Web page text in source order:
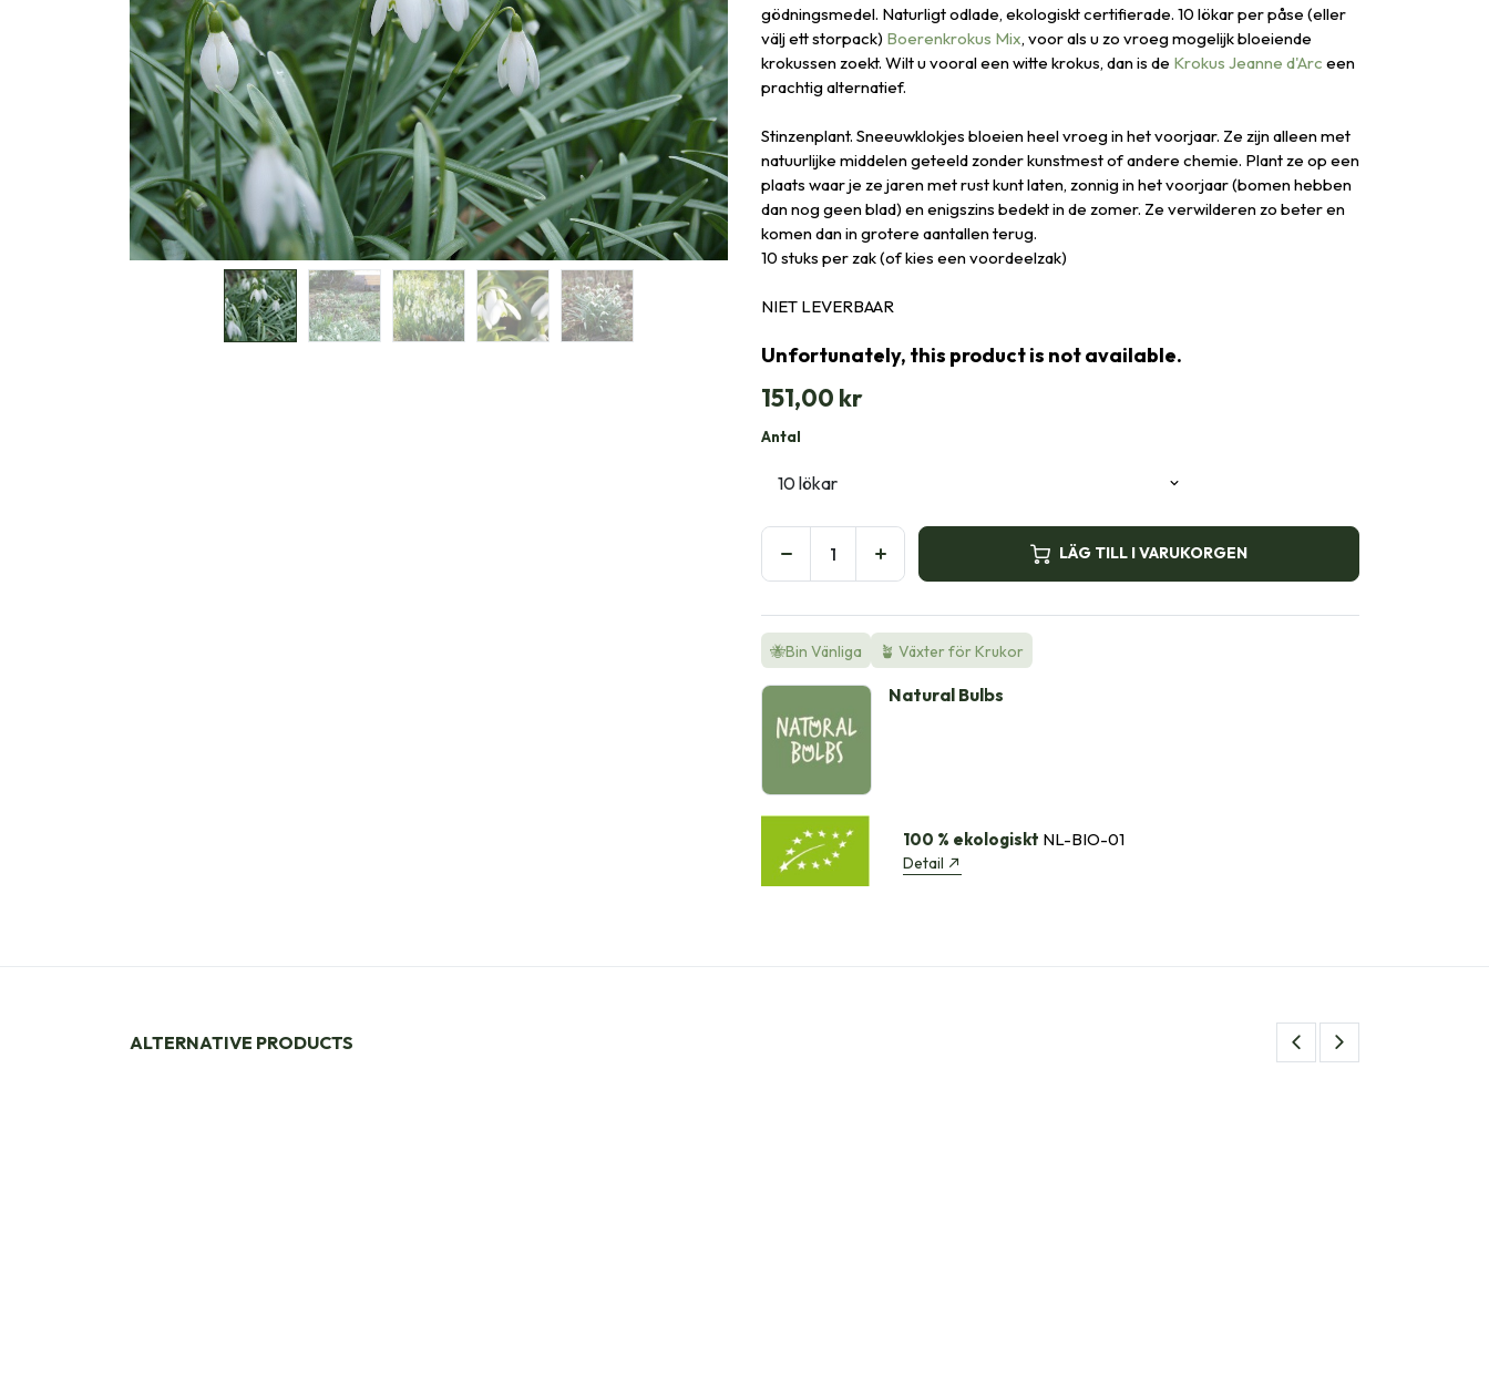
gödningsmedel. Naturligt odlade, ekologiskt certifierade. 10 lökar per påse (eller
välj ett storpack) Boerenkrokus Mix, voor als u zo vroeg mogelijk bloeiende
krokussen zoekt. Wilt u vooral een witte krokus, dan is de Krokus Jeanne d'Arc een
prachtig alternatief.
Stinzenplant. Sneeuwklokjes bloeien heel vroeg in het voorjaar. Ze zijn alleen met
natuurlijke middelen geteeld zonder kunstmest of andere chemie. Plant ze op een
plaats waar je ze jaren met rust kunt laten, zonnig in het voorjaar (bomen hebben
dan nog geen blad) en enigszins bedekt in de zomer. Ze verwilderen zo beter en
komen dan in grotere aantallen terug.
10 stuks per zak (of kies een voordeelzak)
NIET LEVERBAAR
Unfortunately, this product is not available.
151,00 kr
Antal
LÄG TILL I VARUKORGEN
🐝Bin Vänliga 🪴 Växter för Krukor
Natural Bulbs
100 % ekologiskt NL-BIO-01
Detail
ALTERNATIVE PRODUCTS